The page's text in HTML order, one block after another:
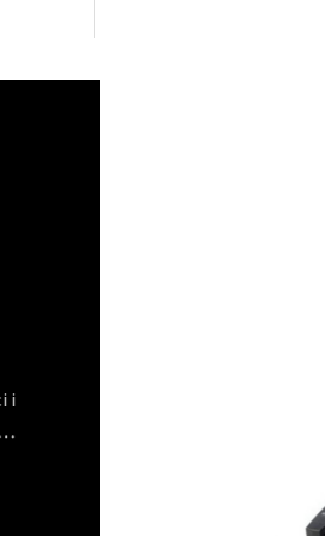
u vás
Chcete jezdit
jízdu, která vás